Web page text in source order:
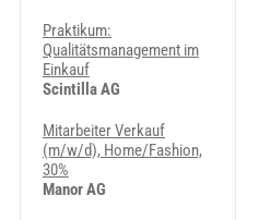
Praktikum:
Qualitätsmanagement im
Einkauf
Scintilla AG
Mitarbeiter Verkauf
(m/w/d), Home/Fashion,
30%
Manor AG